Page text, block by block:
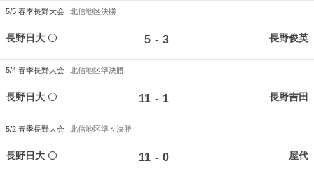
5/5 春季長野大会 北信地区決勝
長野日大 5 - 3 長野俊英
5/4 春季長野大会 北信地区準決勝
長野日大 11 - 1 長野吉田
5/2 春季長野大会 北信地区準々決勝
長野日大 11 - 0 屋代